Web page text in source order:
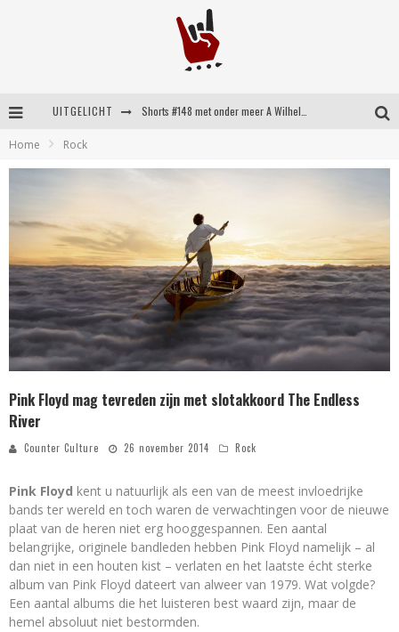
UITGELICHT
Home Rock
Pink Floyd mag tevreden zijn met slotakkoord The Endless
River
Counter Culture 26 november 2014 Rock
Pink Floyd kent u natuurlijk als een van de meest invloedrijke
bands ter wereld en toch waren de verwachtingen voor de nieuwe
plaat van de heren niet erg hooggespannen. Een aantal
belangrijke, originele bandleden hebben Pink Floyd namelijk – al
dan niet in een houten kist – verlaten en het laatste écht sterke
album van Pink Floyd dateert van alweer van 1979. Wat volgde?
Een aantal albums die het luisteren best waard zijn, maar de
hemel absoluut niet bestormden.